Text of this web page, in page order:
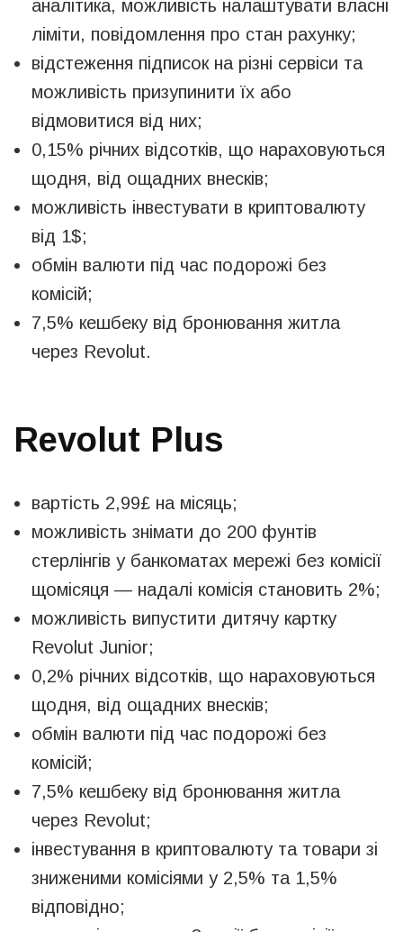
аналітика, можливість налаштувати власні
ліміти, повідомлення про стан рахунку;
відстеження підписок на різні сервіси та
можливість призупинити їх або
відмовитися від них;
0,15% річних відсотків, що нараховуються
щодня, від ощадних внесків;
можливість інвестувати в криптовалюту
від 1$;
обмін валюти під час подорожі без
комісій;
7,5% кешбеку від бронювання житла
через Revolut.
Revolut Plus
вартість 2,99£ на місяць;
можливість знімати до 200 фунтів
стерлінгів у банкоматах мережі без комісії
щомісяця — надалі комісія становить 2%;
можливість випустити дитячу картку
Revolut Junior;
0,2% річних відсотків, що нараховуються
щодня, від ощадних внесків;
обмін валюти під час подорожі без
комісій;
7,5% кешбеку від бронювання житла
через Revolut;
інвестування в криптовалюту та товари зі
зниженими комісіями у 2,5% та 1,5%
відповідно;